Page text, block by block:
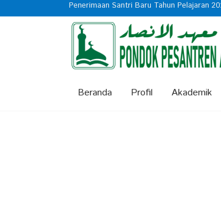
Penerimaan Santri Baru Tahun Pelajaran
Beranda Profil Akademik